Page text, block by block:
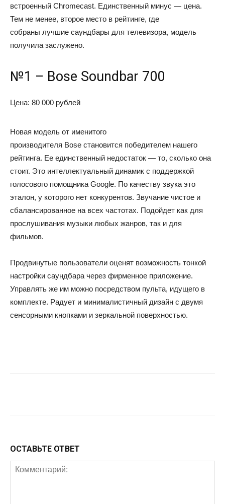
встроенный Chromecast. Единственный минус — цена.
Тем не менее, второе место в рейтинге, где
собраны лучшие саундбары для телевизора, модель
получила заслужено.
№1 – Bose Soundbar 700
Цена: 80 000 рублей
Новая модель от именитого
производителя Bose становится победителем нашего
рейтинга. Ее единственный недостаток — то, сколько она
стоит. Это интеллектуальный динамик с поддержкой
голосового помощника Google. По качеству звука это
эталон, у которого нет конкурентов. Звучание чистое и
сбалансированное на всех частотах. Подойдет как для
прослушивания музыки любых жанров, так и для
фильмов.
Продвинутые пользователи оценят возможность тонкой
настройки саундбара через фирменное приложение.
Управлять же им можно посредством пульта, идущего в
комплекте. Радует и минималистичный дизайн с двумя
сенсорными кнопками и зеркальной поверхностью.
ОСТАВЬТЕ ОТВЕТ